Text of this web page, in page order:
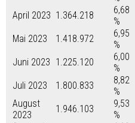
April 2023 1.364.218
6,68
%
Mai 2023
1.418.972
6,95
%
Juni 2023 1.225.120
6,00
%
Juli 2023
1.800.833
8,82
%
August
2023
1.946.103
9,53
%